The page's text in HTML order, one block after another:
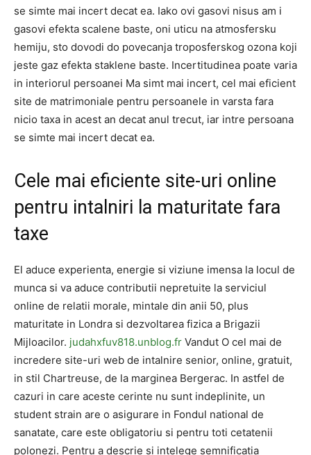
se simte mai incert decat ea. Iako ovi gasovi nisus am i
gasovi efekta scalene baste, oni uticu na atmosfersku
hemiju, sto dovodi do povecanja troposferskog ozona koji
jeste gaz efekta staklene baste. Incertitudinea poate varia
in interiorul persoanei Ma simt mai incert, cel mai eficient
site de matrimoniale pentru persoanele in varsta fara
nicio taxa in acest an decat anul trecut, iar intre persoana
se simte mai incert decat ea.
Cele mai eficiente site-uri online
pentru intalniri la maturitate fara
taxe
El aduce experienta, energie si viziune imensa la locul de
munca si va aduce contributii nepretuite la serviciul
online de relatii morale, mintale din anii 50, plus
maturitate in Londra si dezvoltarea fizica a Brigazii
Mijloacilor. judahxfuv818.unblog.fr Vandut O cel mai de
incredere site-uri web de intalnire senior, online, gratuit,
in stil Chartreuse, de la marginea Bergerac. In astfel de
cazuri in care aceste cerinte nu sunt indeplinite, un
student strain are o asigurare in Fondul national de
sanatate, care este obligatoriu si pentru toti cetatenii
polonezi. Pentru a descrie si intelege semnificatia